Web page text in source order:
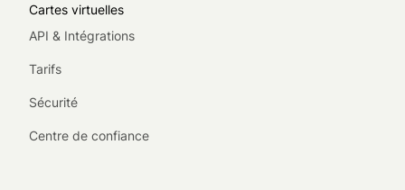
Cartes virtuelles
API & Intégrations
Tarifs
Sécurité
Centre de confiance